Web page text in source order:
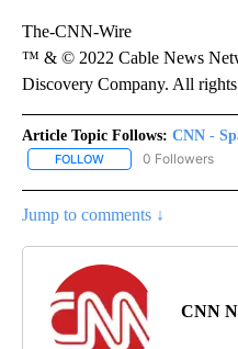
The-CNN-Wire
™ & © 2022 Cable News
Discovery Company. All rights
Article Topic Follows: CNN -
FOLLOW FOLLOW "CNN -
0 Followers
Jump to comments ↓
CNN